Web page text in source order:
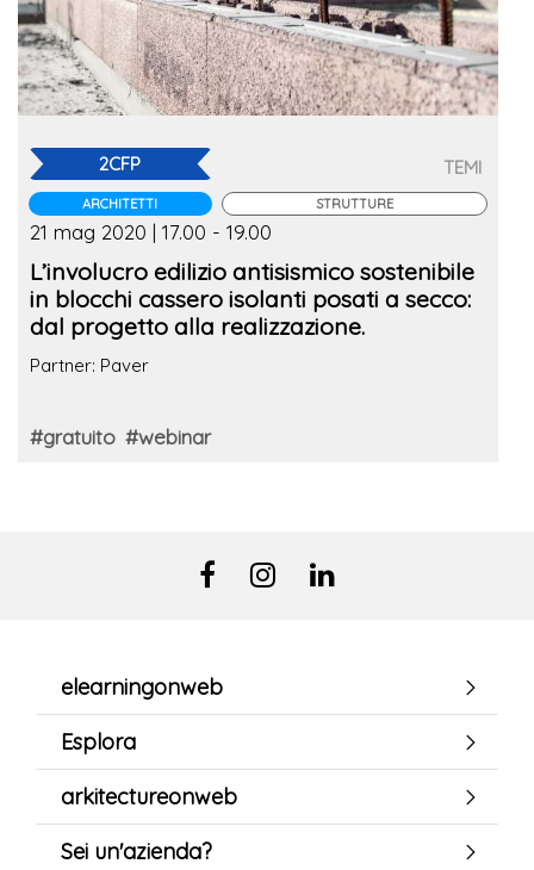
2CFP
ARCHITETTI
TEMI
STRUTTURE
21 mag 2020 | 17.00 - 19.00
L’involucro edilizio antisismico sostenibile
in blocchi cassero isolanti posati a secco:
dal progetto alla realizzazione.
Partner: Paver
#gratuito #webinar
elearningonweb
Esplora
arkitectureonweb
Sei un'azienda?